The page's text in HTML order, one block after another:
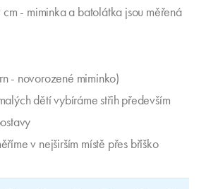
- miminka a batolátka jsou měřená
- novorozené miminko)
dětí vybíráme střih především
v nejširším místě přes bříško